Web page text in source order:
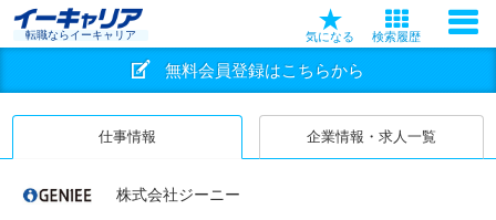
転職ならイーキャリア 気になる 検索履歴
無料会員登録はこちらから
仕事情報 企業情報・求人一覧
株式会社ジーニー